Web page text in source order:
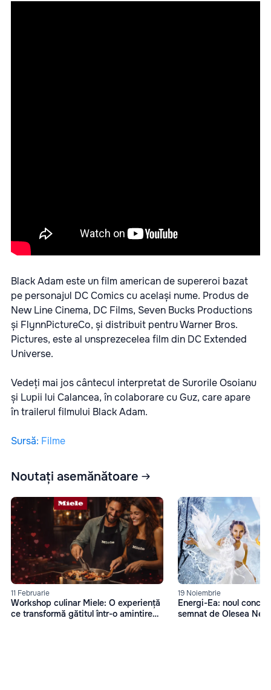
Black Adam este un film american de supereroi bazat
pe personajul DC Comics cu același nume. Produs de
New Line Cinema, DC Films, Seven Bucks Productions
și FlynnPictureCo, și distribuit pentru Warner Bros.
Pictures, este al unsprezecelea film din DC Extended
Universe.
Vedeți mai jos cântecul interpretat de Surorile Osoianu
și Lupii lui Calancea, în colaborare cu Guz, care apare
în trailerul filmului Black Adam.
Sursă: Filme
Noutați asemănătoare
11 Februarie
Workshop culinar Miele: O experiență
ce transformă gătitul într-o amintire
19 Noiembrie
Energi-Ea: noul
semnat de Olesea